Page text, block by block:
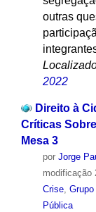
outras
2022
Direito à
Críticas
Mesa 3
por Jorge
modificação
Crise,
Pública